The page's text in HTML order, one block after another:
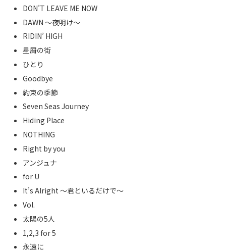
DON’T LEAVE ME NOW
DAWN ～夜明け～
RIDIN’ HIGH
星屑の街
ひとり
Goodbye
約束の季節
Seven Seas Journey
Hiding Place
NOTHING
Right by you
アンジュナ
for U
It’s Alright ～君といるだけで～
Vol.
太陽の5人
1,2,3 for 5
永遠に